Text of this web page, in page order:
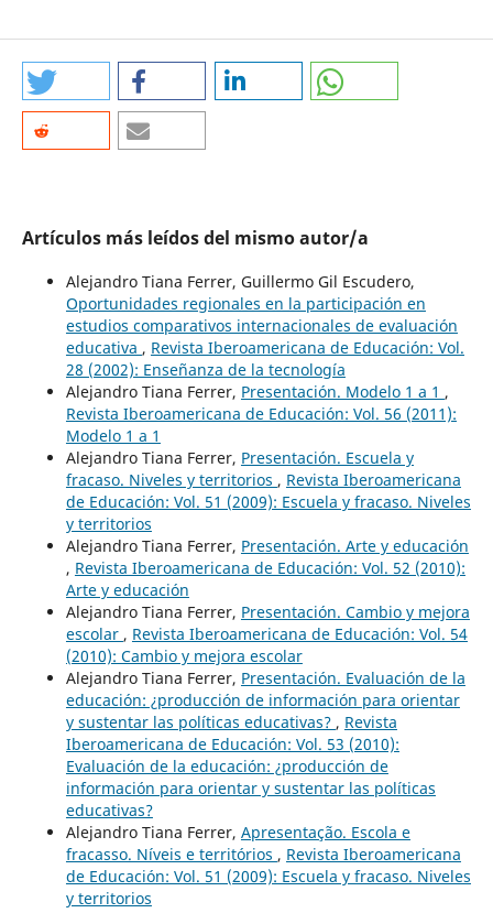
Artículos más leídos del mismo autor/a
Alejandro Tiana Ferrer, Guillermo Gil Escudero,
Oportunidades regionales en la participación en
estudios comparativos internacionales de evaluación
educativa , Revista Iberoamericana de Educación: Vol.
28 (2002): Enseñanza de la tecnología
Alejandro Tiana Ferrer, Presentación. Modelo 1 a 1 ,
Revista Iberoamericana de Educación: Vol. 56 (2011):
Modelo 1 a 1
Alejandro Tiana Ferrer, Presentación. Escuela y
fracaso. Niveles y territorios , Revista Iberoamericana
de Educación: Vol. 51 (2009): Escuela y fracaso. Niveles
y territorios
Alejandro Tiana Ferrer, Presentación. Arte y educación
, Revista Iberoamericana de Educación: Vol. 52 (2010):
Arte y educación
Alejandro Tiana Ferrer, Presentación. Cambio y mejora
escolar , Revista Iberoamericana de Educación: Vol. 54
(2010): Cambio y mejora escolar
Alejandro Tiana Ferrer, Presentación. Evaluación de la
educación: ¿producción de información para orientar
y sustentar las políticas educativas? , Revista
Iberoamericana de Educación: Vol. 53 (2010):
Evaluación de la educación: ¿producción de
información para orientar y sustentar las políticas
educativas?
Alejandro Tiana Ferrer, Apresentação. Escola e
fracasso. Níveis e territórios , Revista Iberoamericana
de Educación: Vol. 51 (2009): Escuela y fracaso. Niveles
y territorios